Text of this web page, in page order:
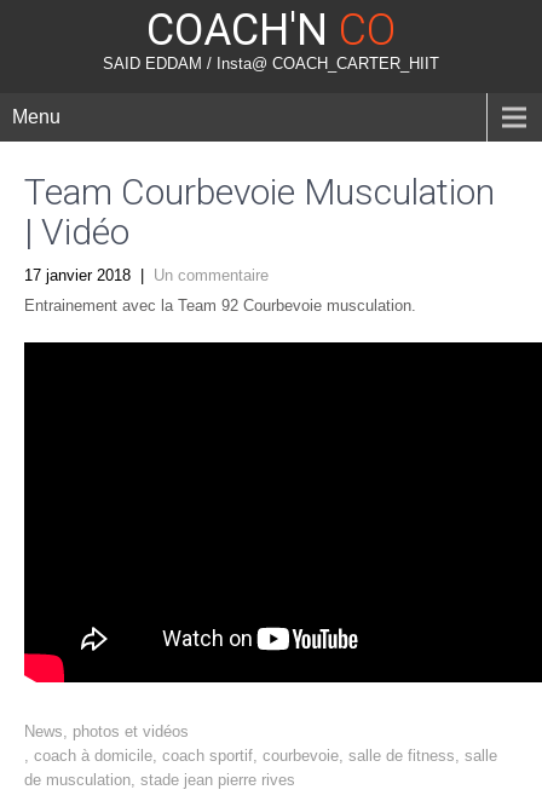
COACH'N CO
SAID EDDAM / Insta@ COACH_CARTER_HIIT
Menu
Team Courbevoie Musculation
| Vidéo
17 janvier 2018
Un commentaire
Entrainement avec la Team 92 Courbevoie musculation.
News, photos et vidéos
, coach à domicile, coach sportif, courbevoie, salle de fitness, salle
de musculation, stade jean pierre rives